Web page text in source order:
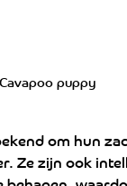
Cavapoo puppy
om hun
Ze zijn ook